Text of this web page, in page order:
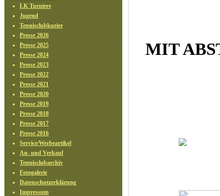
LK Turniere
Jugend
Tennisclubkurier
Presse 2026
Presse 2025
Presse 2024
Presse 2023
Presse 2022
Presse 2021
Presse 2020
Presse 2019
Presse 2018
Presse 2017
Presse 2016
Service/Werbeartikel
An- und Verkauf
Tennisclubarchiv
Fotogalerie
Datenschutzerklärung
Impressum
MIT